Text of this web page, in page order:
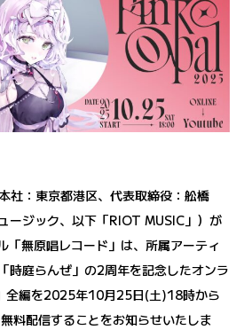
社：東京都港区、代表取締役：舩橋
ージック、以下「RIOT MUSIC」）が
無原唱レコード」は、所属アーティ
時庭らんぜ」の2周年を記念したオンラ
全編を2025年10月25日(土)18時から
料配信することをお知らせいたしま